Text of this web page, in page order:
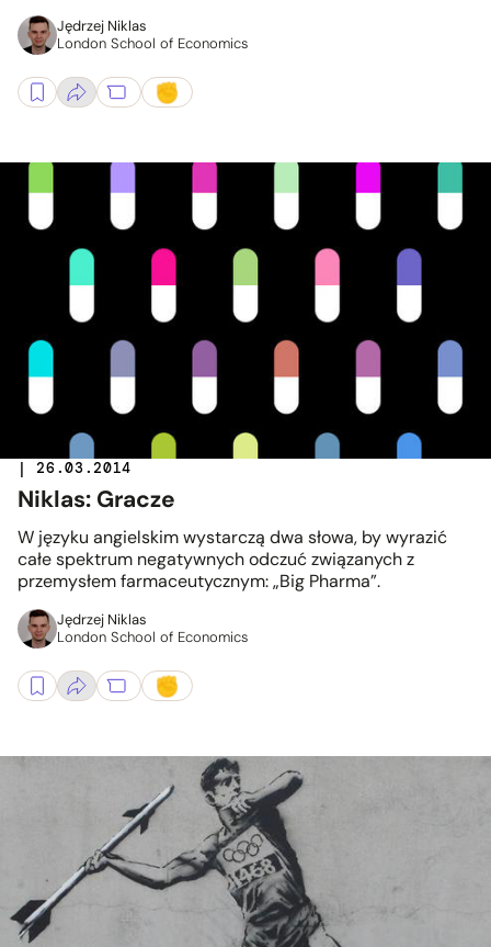
Jędrzej Niklas
London School of Economics
| 26.03.2014
Niklas: Gracze
W języku angielskim wystarczą dwa słowa, by wyrazić
całe spektrum negatywnych odczuć związanych z
przemysłem farmaceutycznym: „Big Pharma”.
Jędrzej Niklas
London School of Economics